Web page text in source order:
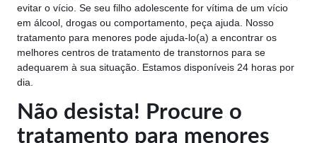
evitar o vício. Se seu filho adolescente for vítima de um vício
em álcool, drogas ou comportamento, peça ajuda. Nosso
tratamento para menores pode ajuda-lo(a) a encontrar os
melhores centros de tratamento de transtornos para se
adequarem à sua situação. Estamos disponíveis 24 horas por
dia.
Não desista! Procure o
tratamento para menores